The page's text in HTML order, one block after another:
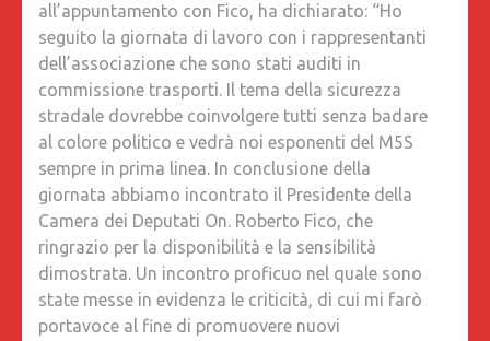
all’appuntamento con Fico, ha dichiarato: “Ho
seguito la giornata di lavoro con i rappresentanti
dell’associazione che sono stati auditi in
commissione trasporti. Il tema della sicurezza
stradale dovrebbe coinvolgere tutti senza badare
al colore politico e vedrà noi esponenti del M5S
sempre in prima linea. In conclusione della
giornata abbiamo incontrato il Presidente della
Camera dei Deputati On. Roberto Fico, che
ringrazio per la disponibilità e la sensibilità
dimostrata. Un incontro proficuo nel quale sono
state messe in evidenza le criticità, di cui mi farò
portavoce al fine di promuovere nuovi